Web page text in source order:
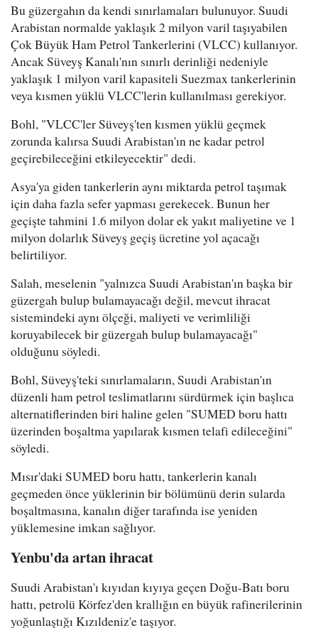
Bu güzergahın da kendi sınırlamaları bulunuyor. Suudi
Arabistan normalde yaklaşık 2 milyon varil taşıyabilen
Çok Büyük Ham Petrol Tankerlerini (VLCC) kullanıyor.
Ancak Süveyş Kanalı'nın sınırlı derinliği nedeniyle
yaklaşık 1 milyon varil kapasiteli Suezmax tankerlerinin
veya kısmen yüklü VLCC'lerin kullanılması gerekiyor.
Bohl, "VLCC'ler Süveyş'ten kısmen yüklü geçmek
zorunda kalırsa Suudi Arabistan'ın ne kadar petrol
geçirebileceğini etkileyecektir" dedi.
Asya'ya giden tankerlerin aynı miktarda petrol taşımak
için daha fazla sefer yapması gerekecek. Bunun her
geçişte tahmini 1.6 milyon dolar ek yakıt maliyetine ve 1
milyon dolarlık Süveyş geçiş ücretine yol açacağı
belirtiliyor.
Salah, meselenin "yalnızca Suudi Arabistan'ın başka bir
güzergah bulup bulamayacağı değil, mevcut ihracat
sistemindeki aynı ölçeği, maliyeti ve verimliliği
koruyabilecek bir güzergah bulup bulamayacağı"
olduğunu söyledi.
Bohl, Süveyş'teki sınırlamaların, Suudi Arabistan'ın
düzenli ham petrol teslimatlarını sürdürmek için başlıca
alternatiflerinden biri haline gelen "SUMED boru hattı
üzerinden boşaltma yapılarak kısmen telafi edileceğini"
söyledi.
Mısır'daki SUMED boru hattı, tankerlerin kanalı
geçmeden önce yüklerinin bir bölümünü derin sularda
boşaltmasına, kanalın diğer tarafında ise yeniden
yüklemesine imkan sağlıyor.
Yenbu'da artan ihracat
Suudi Arabistan'ı kıyıdan kıyıya geçen Doğu-Batı boru
hattı, petrolü Körfez'den krallığın en büyük rafinerilerinin
yoğunlaştığı Kızıldeniz'e taşıyor.